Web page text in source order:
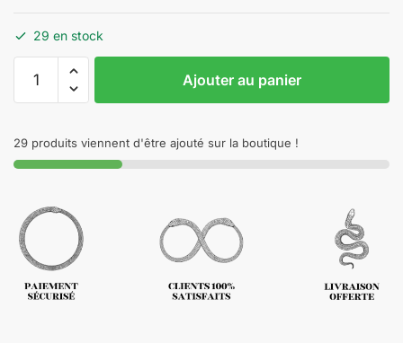
29 en stock
Ajouter au panier
29 produits viennent d'être ajouté sur la boutique !